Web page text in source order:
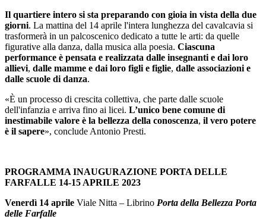
Il quartiere intero si sta preparando con gioia in vista della due
giorni. La mattina del 14 aprile l'intera lunghezza del cavalcavia si
trasformerà in un palcoscenico dedicato a tutte le arti: da quelle
figurative alla danza, dalla musica alla poesia. Ciascuna
performance è pensata e realizzata dalle insegnanti e dai loro
allievi, dalle mamme e dai loro figli e figlie, dalle associazioni e
dalle scuole di danza.
«È un processo di crescita collettiva, che parte dalle scuole
dell'infanzia e arriva fino ai licei. L’unico bene comune di
inestimabile valore è la bellezza della conoscenza, il vero potere
è il sapere», conclude Antonio Presti.
PROGRAMMA INAUGURAZIONE PORTA DELLE
FARFALLE 14-15 APRILE 2023
Venerdì 14 aprile Viale Nitta – Librino Porta della Bellezza Porta
delle Farfalle